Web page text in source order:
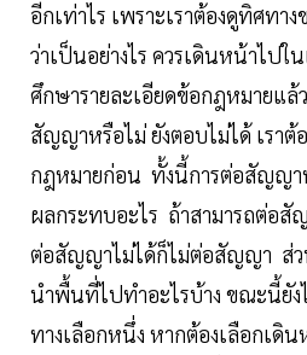
อีกเท่าไร เพราะเราต้องดูทิศท
ว่าเป็นอย่างไร ควรเดินหน้าไป
ศึกษารายละเอียดข้อกฎหมายแ
สัญญาหรือไม่ ยังตอบไม่ได้ เราต้
กฎหมายก่อน ทั้งนี้การต่อสัญญ
ผลกระทบอะไร ถ้าสามารถต่อ
ต่อสัญญาไม่ได้ก็ไม่ต่อสัญญา ส่
นำพื้นที่ไปทำอะไรบ้าง ขณะนี้ยัง
ทางเลือกหนึ่ง หากต้องเลือกเดิ